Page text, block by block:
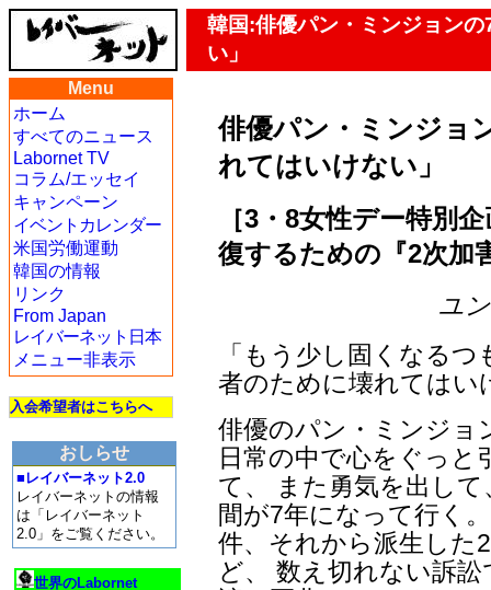
韓国:俳優パン・ミンジョン
い」
Menu
ホーム
すべてのニュース
Labornet TV
コラム/エッセイ
キャンペーン
イベントカレンダー
米国労働運動
韓国の情報
リンク
From Japan
レイバーネット日本
メニュー非表示
入会希望者はこちらへ
おしらせ
■レイバーネット2.0
レイバーネットの情報
は「レイバーネット
2.0」をご覧ください。
世界のLabornet
俳優パン・ミンジョ
れてはいけない」
［3・8女性デー特別
復するための『2次加
ユ
「もう少し固くなる
者のために壊れてはい
俳優のパン・ミンジョ
日常の中で心をぐっと
て、 また勇気を出し
間が7年になって行く
件、それから派生した
ど、 数え切れない訴